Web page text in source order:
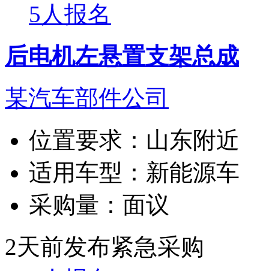
5人报名
后电机左悬置支架总成
某汽车部件公司
位置要求： 山东附近
适用车型： 新能源车
采购量： 面议
2天前发布紧急采购